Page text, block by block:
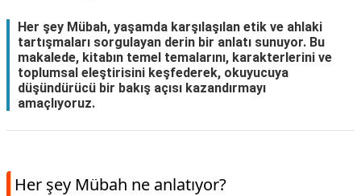
Her şey Mübah, yaşamda karşılaşılan etik ve ahlaki
tartışmaları sorgulayan derin bir anlatı sunuyor. Bu
makalede, kitabın temel temalarını, karakterlerini ve
toplumsal eleştirisini keşfederek, okuyucuya
düşündürücü bir bakış açısı kazandırmayı
amaçlıyoruz.
Her şey Mübah ne anlatıyor?